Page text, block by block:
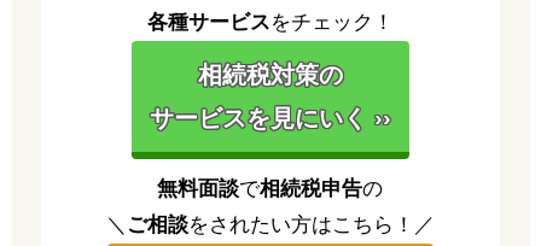
各種サービスをチェック！
相続税対策の
サービスを見にいく ››
無料面談で相続税申告の
＼ ご相談をされたい方はこちら！／